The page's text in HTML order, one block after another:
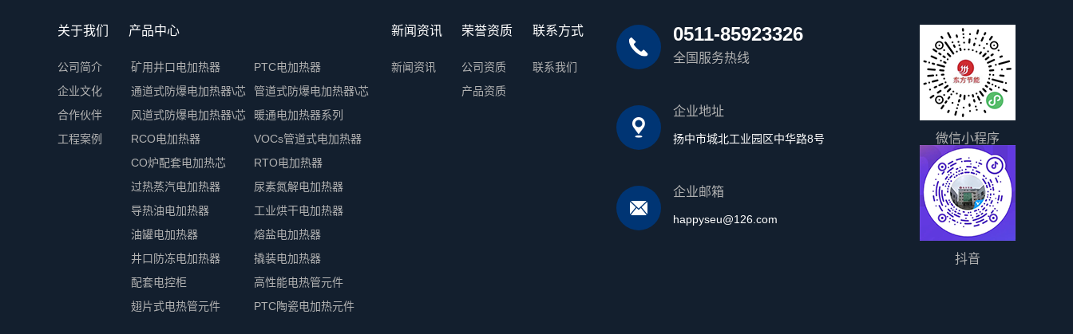
关于我们
公司简介
企业文化
合作伙伴
工程案例
产品中心
矿用井口电加热器
PTC电加热器
通道式防爆电加热器\芯
管道式防爆电加热器\芯
风道式防爆电加热器\芯
暖通电加热器系列
RCO电加热器
VOCs管道式电加热器
CO炉配套电加热芯
RTO电加热器
过热蒸汽电加热器
尿素氮解电加热器
导热油电加热器
工业烘干电加热器
油罐电加热器
熔盐电加热器
井口防冻电加热器
撬装电加热器
配套电控柜
高性能电热管元件
翅片式电热管元件
PTC陶瓷电加热元件
新闻资讯
新闻资讯
荣誉资质
公司资质
产品资质
联系方式
联系我们
0511-85923326
全国服务热线
企业地址
扬中市城北工业园区中华路8号
企业邮箱
happyseu@126.com
微信小程序
抖音